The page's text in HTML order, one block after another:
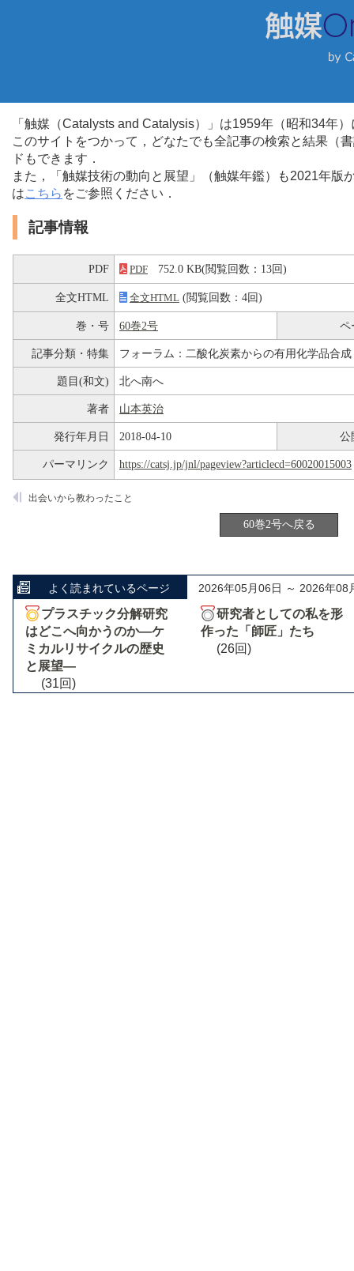
「触媒（Catalysts and Catalysis）」は1959年（昭和34年
このサイトをつかって，どなたでも全記事の検索と結果（
ドもできます．
また，「触媒技術の動向と展望」（触媒年鑑）も2021年
はこちら をご参照ください．
記事情報
PDF PDF 752.0 KB(閲覧回数：13回)
全文HTML 全文HTML (閲覧回数：4回)
巻・号 60巻2号 ペ
記事分類・特集 フォーラム：二酸化炭素からの有用化学品合成
題目(和文) 北へ南へ
著者 山本英治
発行年月日 2018-04-10 公
パーマリンク https://catsj.jp/jnl/pageview?articlecd=60020015003
出会いから教わったこと
60巻2号へ戻る
よく読まれているページ 2026年05月06日 ～ 2026年08
プラスチック分解研究
はどこへ向かうのか―ケ
ミカルリサイクルの歴史
と展望―
(31回)
研究者としての私を形
作った「師匠」たち
(26回)